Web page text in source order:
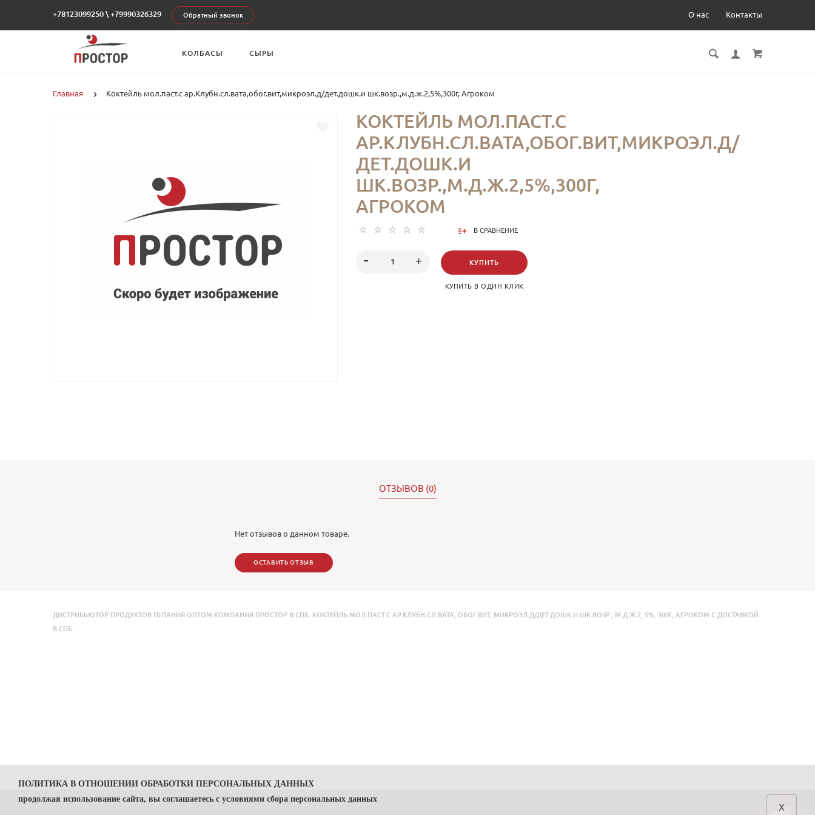
+78123099250 \ +79990326329 Обратный звонок О нас Контакты
КОЛБАСЫ СЫРЫ
Главная Коктейль мол.паст.с ар.Клубн.сл.вата,обог.вит,микроэл.д/дет.дошк.и шк.возр.,м.д.ж.2,5%,300г, Агроком
КОКТЕЙЛЬ МОЛ.ПАСТ.С
АР.КЛУБН.СЛ.ВАТА,ОБОГ.ВИТ,МИКРОЭЛ.Д/
ДЕТ.ДОШК.И
ШК.ВОЗР.,М.Д.Ж.2,5%,300Г,
АГРОКОМ
В СРАВНЕНИЕ
КУПИТЬ
КУПИТЬ В ОДИН КЛИК
ОТЗЫВОВ (0)
Нет отзывов о данном товаре.
ОСТАВИТЬ ОТЗЫВ
ДИСТРИБЬЮТОР ПРОДУКТОВ ПИТАНИЯ ОПТОМ КОМПАНИЯ ПРОСТОР В СПБ. КОКТЕЙЛЬ МОЛ.ПАСТ.С АР.КЛУБН.СЛ.ВАТА ОБОГ.ВИТ, МИКРОЭЛ.Д/ДЕТ.ДОШК.И ШК.ВОЗР. М.Д.Ж.2 5% 300Г, АГРОКОМ С ДОСТАВКОЙ
В СПБ.
ПОЛИТИКА В ОТНОШЕНИИ ОБРАБОТКИ ПЕРСОНАЛЬНЫХ ДАННЫХ
продолжая использование сайта, вы соглашаетесь с условиями сбора персональных данных
x